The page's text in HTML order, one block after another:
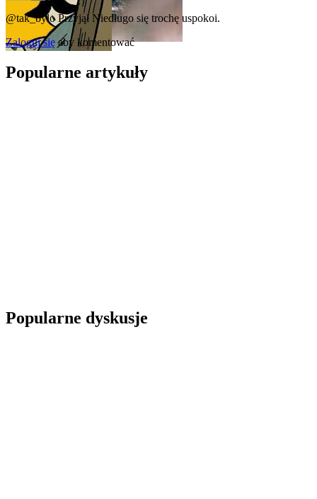
@tak_byloPrzyjąłNiedługo się trochę uspokoi.
Zaloguj sięaby komentować
Popularne artykuły
Popularne dyskusje